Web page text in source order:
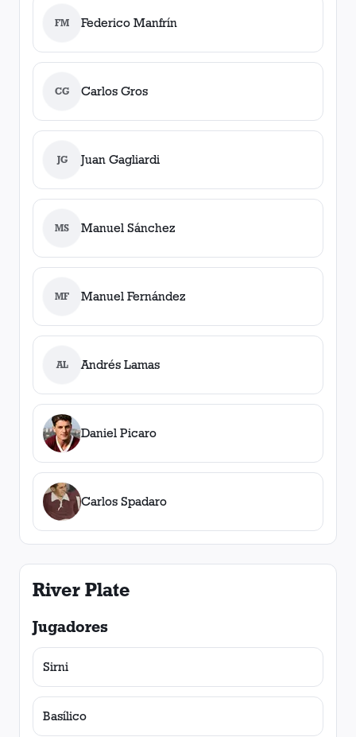
FM Federico Manfrín
CG Carlos Gros
JG Juan Gagliardi
MS Manuel Sánchez
MF Manuel Fernández
AL Andrés Lamas
Daniel Picaro
Carlos Spadaro
River Plate
Jugadores
Sirni
Basílico